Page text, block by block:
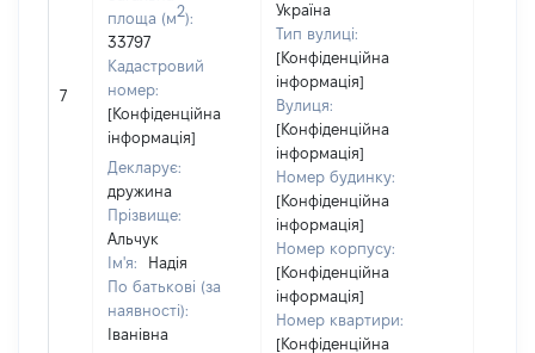
7
площа (м2):
33797
Кадастровий
номер:
[Конфіденційна
інформація]
Декларує:
дружина
Прізвище:
Альчук
Ім'я:
Надія
По батькові (за
наявності):
Іванівна
Україна
Тип вулиці:
[Конфіденційна
інформація]
Вулиця:
[Конфіденційна
інформація]
Номер будинку:
[Конфіденційна
інформація]
Номер корпусу:
[Конфіденційна
інформація]
Номер квартири:
[Конфіденційна